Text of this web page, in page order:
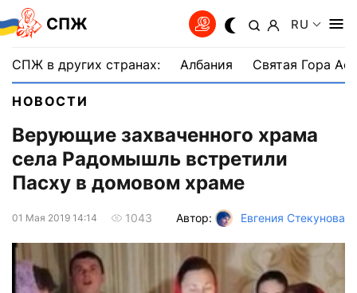
СПЖ RU
СПЖ в других странах: Албания Святая Гора
НОВОСТИ
Верующие захваченного храма
села Радомышль встретили
Пасху в домовом храме
01 Мая 2019 14:14 1043 Автор: Евгения Стекунова